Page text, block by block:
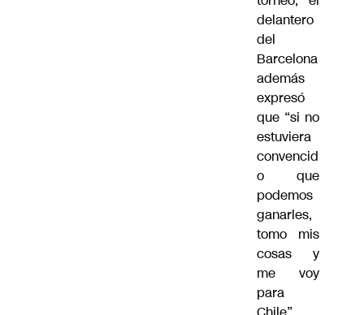
delantero
del
Barcelona
además
expresó
que “si no
estuviera
convencid
o que
podemos
ganarles,
tomo mis
cosas y
me voy
para